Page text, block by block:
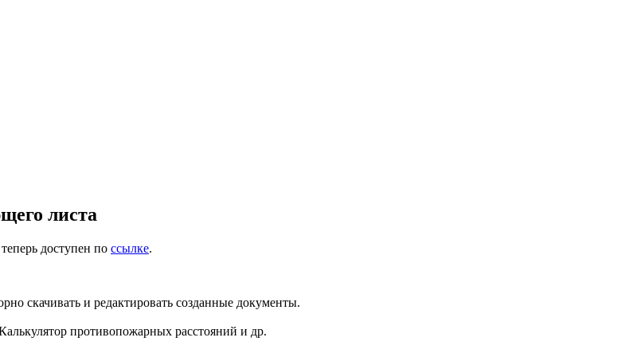
листа
доступен по ссылке.
скачивать и редактировать созданные документы.
противопожарных расстояний и др.